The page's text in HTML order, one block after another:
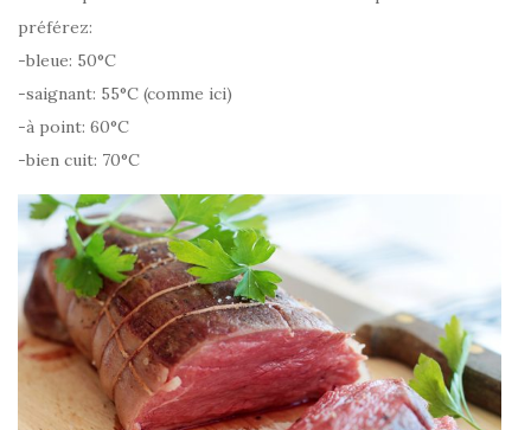
préférez:
-bleue: 50°C
-saignant: 55°C (comme ici)
-à point: 60°C
-bien cuit: 70°C